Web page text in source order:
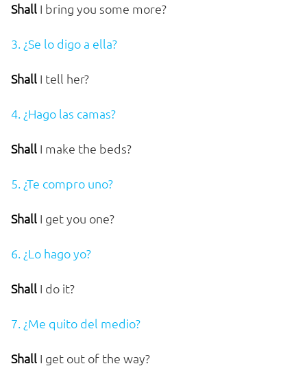
Shall I bring you some more?
3. ¿Se lo digo a ella?
Shall I tell her?
4. ¿Hago las camas?
Shall I make the beds?
5. ¿Te compro uno?
Shall I get you one?
6. ¿Lo hago yo?
Shall I do it?
7. ¿Me quito del medio?
Shall I get out of the way?